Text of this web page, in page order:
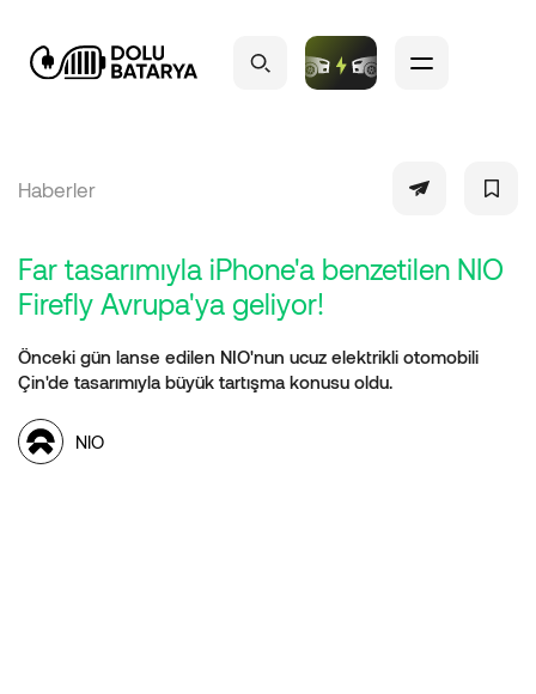
Haberler
Far tasarımıyla iPhone'a benzetilen NIO
Firefly Avrupa'ya geliyor!
Önceki gün lanse edilen NIO'nun ucuz elektrikli otomobili
Çin'de tasarımıyla büyük tartışma konusu oldu.
NIO